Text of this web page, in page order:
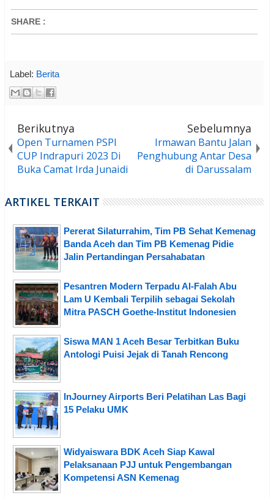
SHARE :
Label: Berita
Berikutnya
Open Turnamen PSPI
CUP Indrapuri 2023 Di
Buka Camat Irda Junaidi
Sebelumnya
Irmawan Bantu Jalan
Penghubung Antar Desa
di Darussalam
ARTIKEL TERKAIT
Pererat Silaturrahim, Tim PB Sehat Kemenag
Banda Aceh dan Tim PB Kemenag Pidie
Jalin Pertandingan Persahabatan
Pesantren Modern Terpadu Al-Falah Abu
Lam U Kembali Terpilih sebagai Sekolah
Mitra PASCH Goethe-Institut Indonesien
Siswa MAN 1 Aceh Besar Terbitkan Buku
Antologi Puisi Jejak di Tanah Rencong
InJourney Airports Beri Pelatihan Las Bagi
15 Pelaku UMK
Widyaiswara BDK Aceh Siap Kawal
Pelaksanaan PJJ untuk Pengembangan
Kompetensi ASN Kemenag